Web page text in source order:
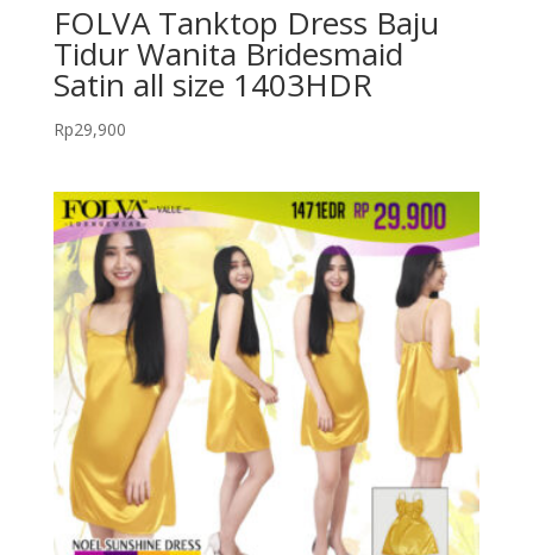
FOLVA Tanktop Dress Baju
Tidur Wanita Bridesmaid
Satin all size 1403HDR
Rp29,900